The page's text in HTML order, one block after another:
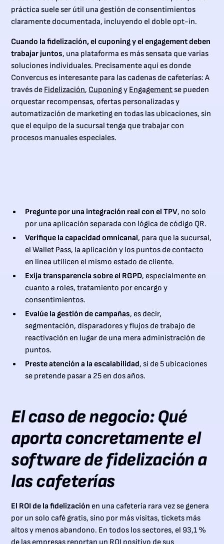
práctica suele ser útil una gestión de consentimientos
claramente documentada, incluyendo el doble opt-in.
Cuando la fidelización, el cuponing y el engagement deben
trabajar juntos, una plataforma es más sensata que varias
soluciones individuales. Precisamente aquí es donde
Convercus es interesante para las cadenas de cafeterías: A
través de Fidelización, Cuponingy Engagement se pueden
orquestar recompensas, ofertas personalizadas y
automatización de marketing en todas las ubicaciones, sin
que el equipo de la sucursal tenga que trabajar con
procesos manuales especiales.
Pregunte por una integración real con el TPV, no solo
por una aplicación separada con lógica de código QR.
Verifique la capacidad omnicanal, para que la sucursal,
el Wallet Pass, la aplicación y los puntos de contacto
en línea utilicen el mismo estado de cliente.
Exija transparencia sobre el RGPD, especialmente en
cuanto a roles, tratamiento por encargo y
consentimientos.
Evalúe la gestión de campañas, es decir,
segmentación, disparadores y flujos de trabajo de
reactivación en lugar de una mera administración de
puntos.
Preste atención a la escalabilidad, si de 5 ubicaciones
se pretende pasar a 25 en dos años.
El caso de negocio: Qué
aporta concretamente el
software de fidelización a
las cafeterías
El ROI de la fidelización en una cafetería rara vez se genera
por un solo café gratis, sino por más visitas, tickets más
altos y menos abandono. En todos los sectores, el 93,1 %
de las empresas reportan un ROI positivo de sus